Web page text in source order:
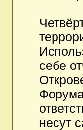
себе
несут